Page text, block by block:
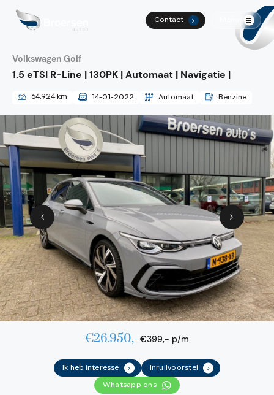
Contact .
Aanbod
Diensten
Werkplaats
Over ons
Vacatures
Contact
Volkswagen Golf
1.5 eTSI R-Line | 130PK | Automaat | Navigatie |
64.924 km 14-01-2022 Automaat Benzine
€26.950,- €399,- p/m
Ik heb interesse . Inruilvoorstel .
Whatsapp ons